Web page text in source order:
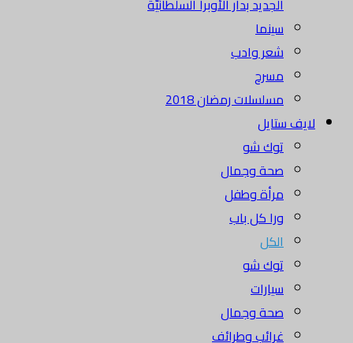
الجديد بدار الأوبرا السلطانيّة
سينما
شعر وادب
مسرح
مسلسلات رمضان 2018
لايف ستايل
توك شو
صحة وجمال
مرأة وطفل
ورا كل باب
الكل
توك شو
سيارات
صحة وجمال
غرائب وطرائف